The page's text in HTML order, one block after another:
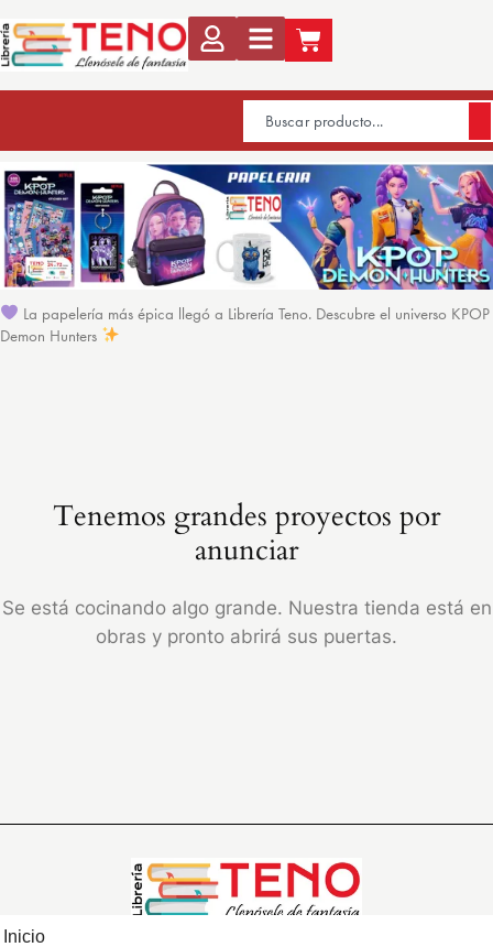
La papelería más épica llegó a Librería Teno. Descubre el universo KPOP
Demon Hunters
Tenemos grandes proyectos por
anunciar
Se está cocinando algo grande. Nuestra tienda está en
obras y pronto abrirá sus puertas.
Inicio